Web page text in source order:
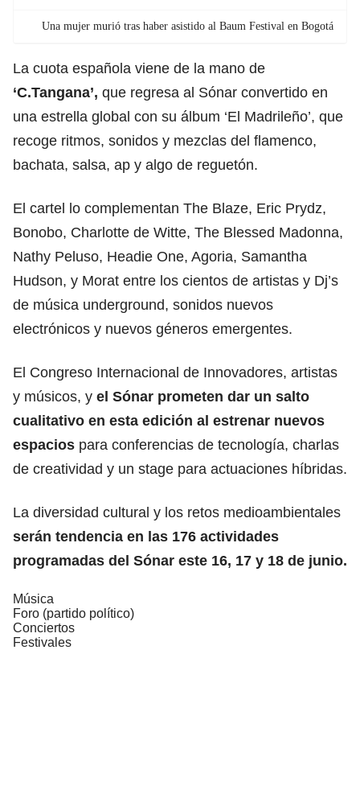
Una mujer murió tras haber asistido al Baum Festival en Bogotá
La cuota española viene de la mano de
‘C.Tangana’, que regresa al Sónar convertido en
una estrella global con su álbum ‘El Madrileño’, que
recoge ritmos, sonidos y mezclas del flamenco,
bachata, salsa, ap y algo de reguetón.
El cartel lo complementan The Blaze, Eric Prydz,
Bonobo, Charlotte de Witte, The Blessed Madonna,
Nathy Peluso, Headie One, Agoria, Samantha
Hudson, y Morat entre los cientos de artistas y Dj’s
de música underground, sonidos nuevos
electrónicos y nuevos géneros emergentes.
El Congreso Internacional de Innovadores, artistas
y músicos, y el Sónar prometen dar un salto
cualitativo en esta edición al estrenar nuevos
espacios para conferencias de tecnología, charlas
de creatividad y un stage para actuaciones híbridas.
La diversidad cultural y los retos medioambientales
serán tendencia en las 176 actividades
programadas del Sónar este 16, 17 y 18 de junio.
Música
Foro (partido político)
Conciertos
Festivales